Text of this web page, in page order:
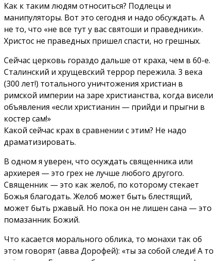
Как к таким людям относиться? Подлецы и
манипуляторы. Вот это сегодня и надо обсуждать. А
не то, что «не все тут у вас святоши и праведники».
Христос не праведных пришел спасти, но грешных.
Сейчас церковь гораздо дальше от краха, чем в 60-е.
Сталинский и хрущевский террор пережила. 3 века
(300 лет!) тотального уничтожения христиан в
римской империи на заре христианства, когда висели
объявления «если христианин — прийди и прыгни в
костер сам!»
Какой сейчас крах в сравнении с этим? Не надо
драматизировать.
В одном я уверен, что осуждать священника или
архиерея — это грех не лучше любого другого.
Священник — это как желоб, по которому стекает
Божья благодать. Желоб может быть блестящий,
может быть ржавый. Но пока он не лишен сана — это
помазанник Божий.
Что касается морального облика, то монахи так об
этом говорят (авва Дорофей): «ты за собой следи! А то